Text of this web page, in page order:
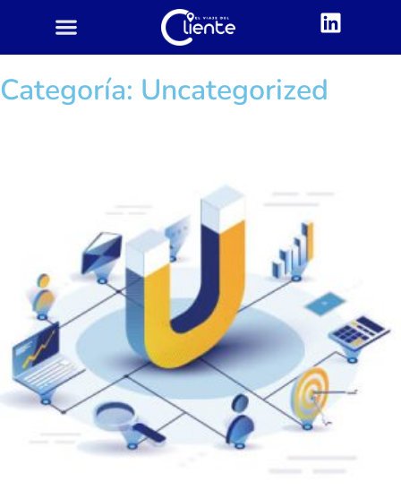
Categoría: Uncategorized